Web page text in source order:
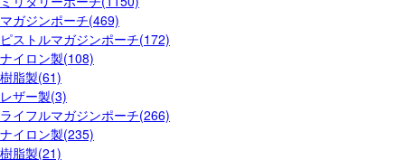
マガジンポーチ(469)
ピストルマガジンポーチ(172)
ナイロン製(108)
樹脂製(61)
レザー製(3)
ライフルマガジンポーチ(266)
ナイロン製(235)
樹脂製(21)